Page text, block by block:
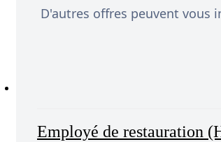
D'autres offres peuvent vous
Employé de restauration